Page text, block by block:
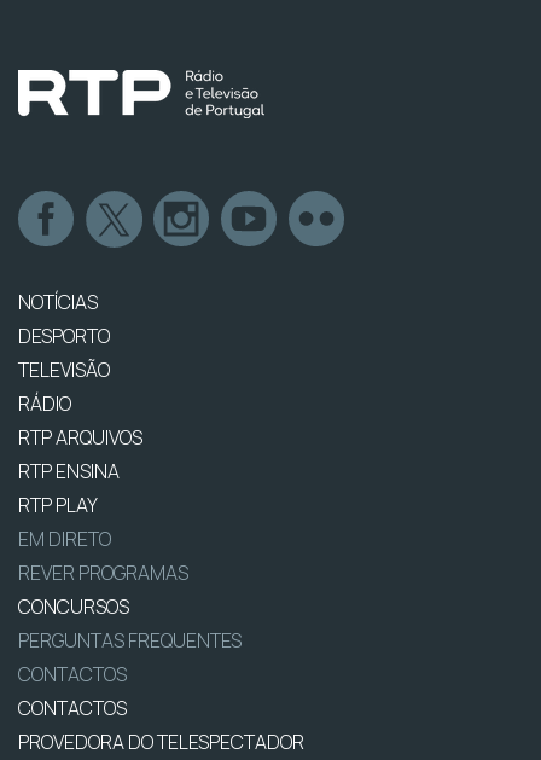
NOTÍCIAS
DESPORTO
TELEVISÃO
RÁDIO
RTP ARQUIVOS
RTP ENSINA
RTP PLAY
EM DIRETO
REVER PROGRAMAS
CONCURSOS
PERGUNTAS FREQUENTES
CONTACTOS
CONTACTOS
PROVEDORA DO TELESPECTADOR